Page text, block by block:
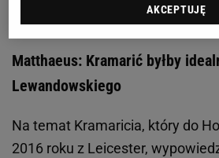
filmowa historia! [SEKCJA
Matthaeus: Kramarić byłby
Lewandowskiego
Na temat Kramaricia, który do
2016 roku z Leicester,
AKCEPTUJĘ